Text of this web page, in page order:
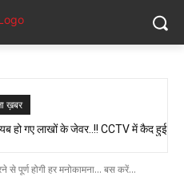
ख़बर
बड़ा बयान, कहा- प्रदेश में कोई भी झोलाछाप
गए लाखों के जेवर..!! CCTV में कैद हुई
से पूर्ण होगी हर मनोकामना... बस करें...